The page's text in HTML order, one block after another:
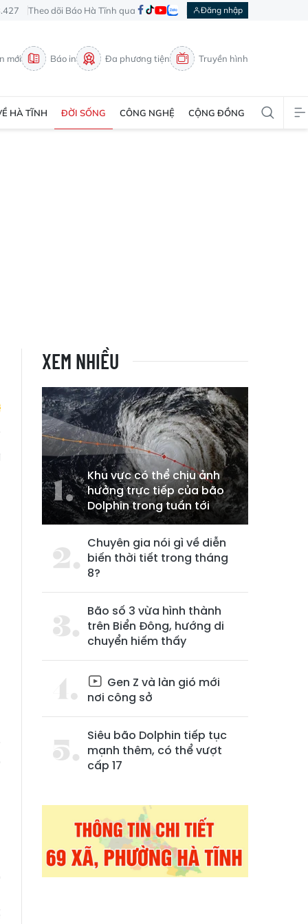
Theo dõi Báo Hà Tĩnh qua Đăng nhập
mới Báo in Đa phương tiện Truyền hình
HÀ TĨNH ĐỜI SỐNG CÔNG NGHỆ CỘNG ĐỒNG
XEM NHIỀU
Khu vực có thể chịu ảnh
hưởng trực tiếp của bão
Dolphin trong tuần tới
Chuyên gia nói gì về diễn
biến thời tiết trong tháng
8?
Bão số 3 vừa hình thành
trên Biển Đông, hướng di
chuyển hiếm thấy
Gen Z và làn gió mới
nơi công sở
Siêu bão Dolphin tiếp tục
mạnh thêm, có thể vượt
cấp 17